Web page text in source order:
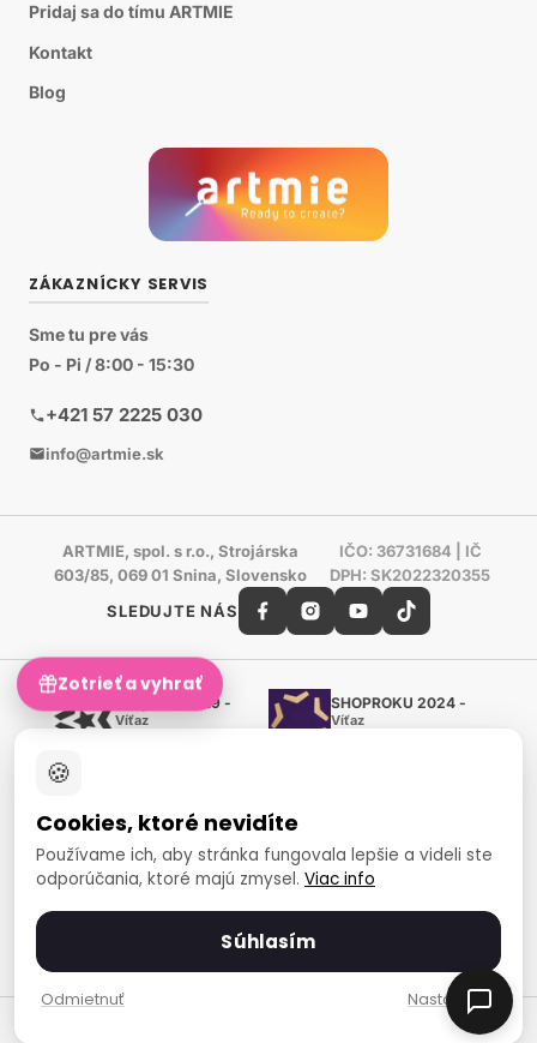
Pridaj sa do tímu ARTMIE
Kontakt
Blog
ZÁKAZNÍCKY SERVIS
Sme tu pre vás
Po - Pi / 8:00 - 15:30
+421 57 2225 030
info@artmie.sk
ARTMIE, spol. s r.o., Strojárska
603/85, 069 01 Snina, Slovensko
IČO: 36731684 | IČ
DPH: SK2022320355
SLEDUJTE NÁS
Shoproku 2019 -
Víťaz
SHOPROKU 2024 -
Víťaz
European Art Awards
Organizátor medzinárodnej
súťaže
Európsky sociálny fond
Zamestnanosť a sociálna
🍪
Cookies, ktoré nevidíte
Používame ich, aby stránka fungovala lepšie a videli ste
odporúčania, ktoré majú zmysel. Viac info
Súhlasím
Odmietnuť Nastavenia
Zotrieť a vyhrať